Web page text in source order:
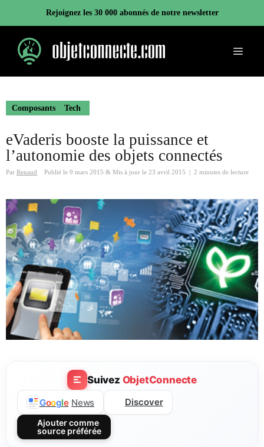
contenu
Rejoignez les 30 000 abonnés de notre newsletter
Menu
Composants Tech
eVaderis booste la puissance et
l’autonomie des objets connectés
Par Renaud Publié le 9 mars 2015 & Mis à jour le 23 avril 2015 2 minutes de lecture
Suivez ObjetConnecte
Google News Discover
Ajouter comme
source préférée